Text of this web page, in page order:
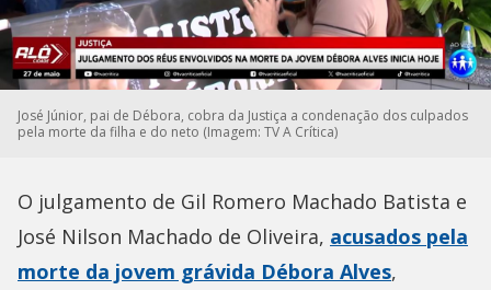
José Júnior, pai de Débora, cobra da Justiça a condenação dos culpados
pela morte da filha e do neto (Imagem: TV A Crítica)
O julgamento de Gil Romero Machado Batista e
José Nilson Machado de Oliveira, acusados pela
morte da jovem grávida Débora Alves,